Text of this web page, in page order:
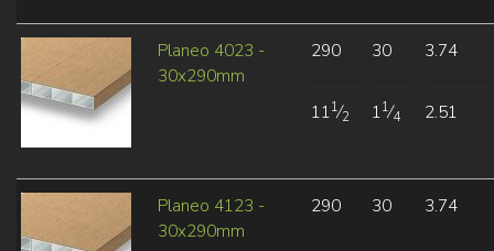
Planeo 4023 -
30x290mm
290
111⁄2
30
11⁄4
3.74
2.51
Planeo 4123 -
30x290mm
290 30 3.74